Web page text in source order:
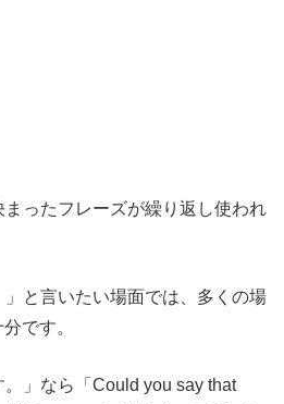
ったフレーズが繰り返し使われ
と言いたい場面では、多くの場
です。
。」なら「Could you say that